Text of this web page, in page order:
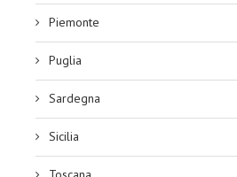
Piemonte
Puglia
Sardegna
Sicilia